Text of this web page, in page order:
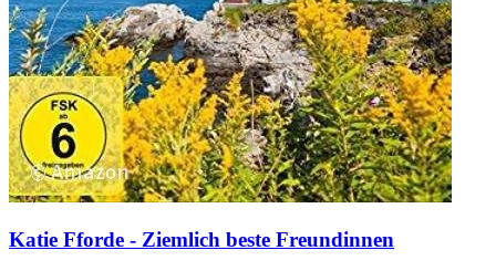
Katie Fforde - Ziemlich beste Freundinnen